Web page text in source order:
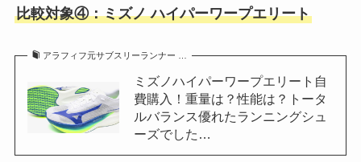
比較対象④：ミズノ ハイパーワープエリート
アラフィフ元サブスリーランナー …
ミズノハイパーワープエリート自
費購入！重量は？性能は？トータ
ルバランス優れたランニングシュ
ーズでした…